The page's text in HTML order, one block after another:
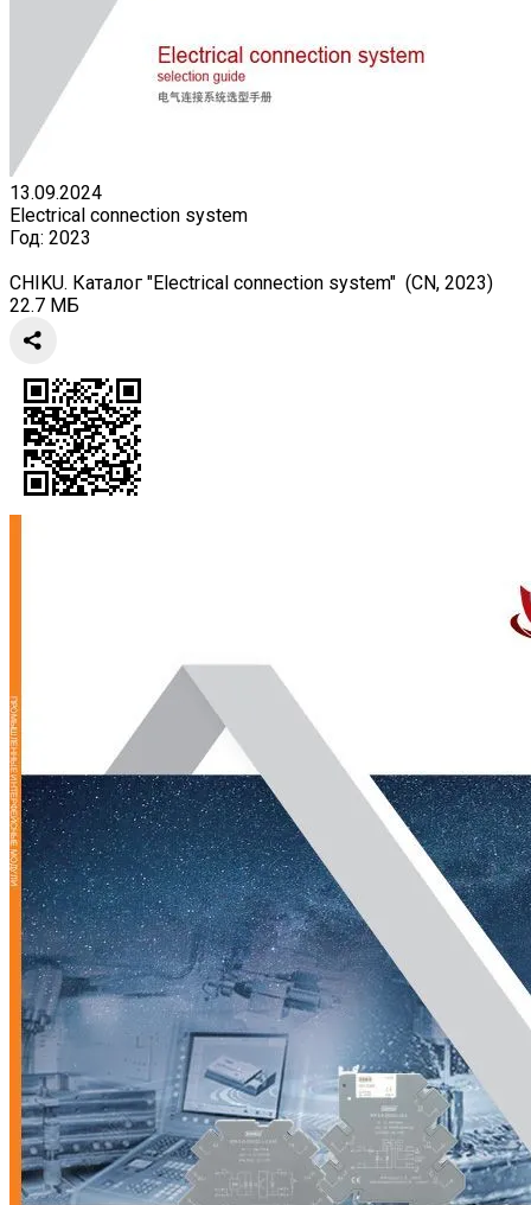
13.09.2024
Electrical connection system
Год: 2023
CHIKU. Каталог "Electrical connection system" (CN, 2023)
22.7 МБ